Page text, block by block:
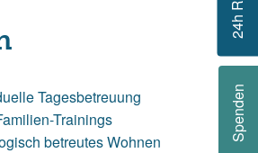
Spenden
Tagesbetreuung
Trainings
betreutes Wohnen